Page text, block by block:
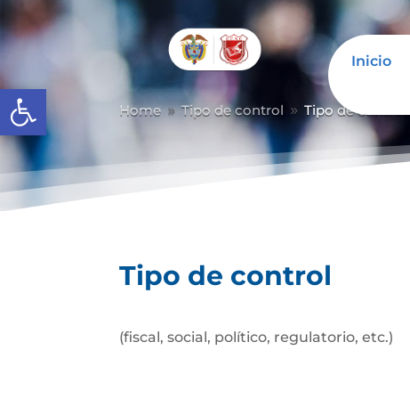
Abrir barra de herramientas
Inicio
Home 9 Tipo de control 9 Tipo de control
Tipo de control
(fiscal, social, político, regulatorio, etc.)